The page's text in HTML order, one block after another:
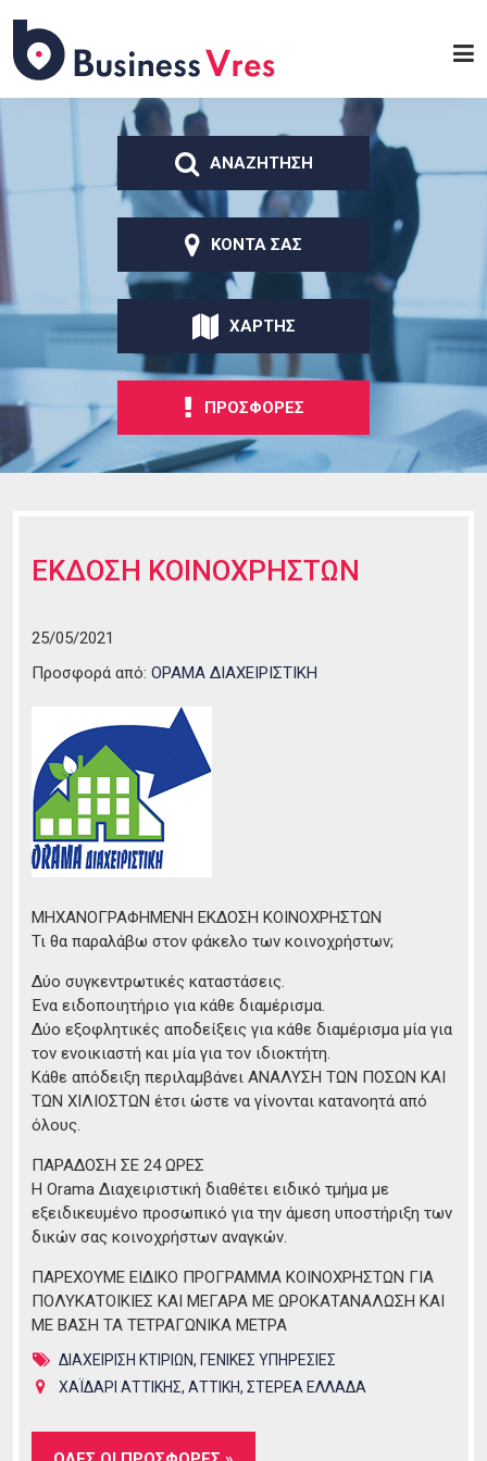
κυρίως περιεχόμενο
Business
ΑΝΑΖΗΤΗΣΗ
ΚΟΝΤΑ ΣΑΣ
ΧΑΡΤΗΣ
ΠΡΟΣΦΟΡΕΣ
ΕΚΔΟΣΗ ΚΟΙΝΟΧΡΗΣΤΩΝ
25/05/2021
Προσφορά από: ΟΡΑΜΑ ΔΙΑΧΕΙΡΙΣΤΙΚΗ
ΜΗΧΑΝΟΓΡΑΦΗΜΕΝΗ ΕΚΔΟΣΗ ΚΟΙΝΟΧΡΗΣΤΩΝ
Τι θα παραλάβω στον φάκελο των κοινοχρήστων;
Δύο συγκεντρωτικές καταστάσεις.
Ένα ειδοποιητήριο για κάθε διαμέρισμα.
Δύο εξοφλητικές αποδείξεις για κάθε διαμέρισμα μία για
τον ενοικιαστή και μία για τον ιδιοκτήτη.
Κάθε απόδειξη περιλαμβάνει ΑΝΑΛΥΣΗ ΤΩΝ ΠΟΣΩΝ ΚΑΙ
ΤΩΝ ΧΙΛΙΟΣΤΩΝ έτσι ώστε να γίνονται κατανοητά από
όλους.
ΠΑΡΑΔΟΣΗ ΣΕ 24 ΩΡΕΣ
H Orama Διαχειριστική διαθέτει ειδικό τμήμα με
εξειδικευμένο προσωπικό για την άμεση υποστήριξη των
δικών σας κοινοχρήστων αναγκών.
ΠΑΡΕΧΟΥΜΕ ΕΙΔΙΚΟ ΠΡΟΓΡΑΜΜΑ ΚΟΙΝΟΧΡΗΣΤΩΝ ΓΙΑ
ΠΟΛΥΚΑΤΟΙΚΙΕΣ ΚΑΙ ΜΕΓΑΡΑ ΜΕ ΩΡΟΚΑΤΑΝΑΛΩΣΗ ΚΑΙ
ΜΕ ΒΑΣΗ ΤΑ ΤΕΤΡΑΓΩΝΙΚΑ ΜΕΤΡΑ
ΔΙΑΧΕΙΡΙΣΗ ΚΤΙΡΙΩΝ, ΓΕΝΙΚΕΣ ΥΠΗΡΕΣΙΕΣ
ΧΑΪΔΑΡΙ ΑΤΤΙΚΗΣ, ΑΤΤΙΚΗ, ΣΤΕΡΕΑ ΕΛΛΑΔΑ